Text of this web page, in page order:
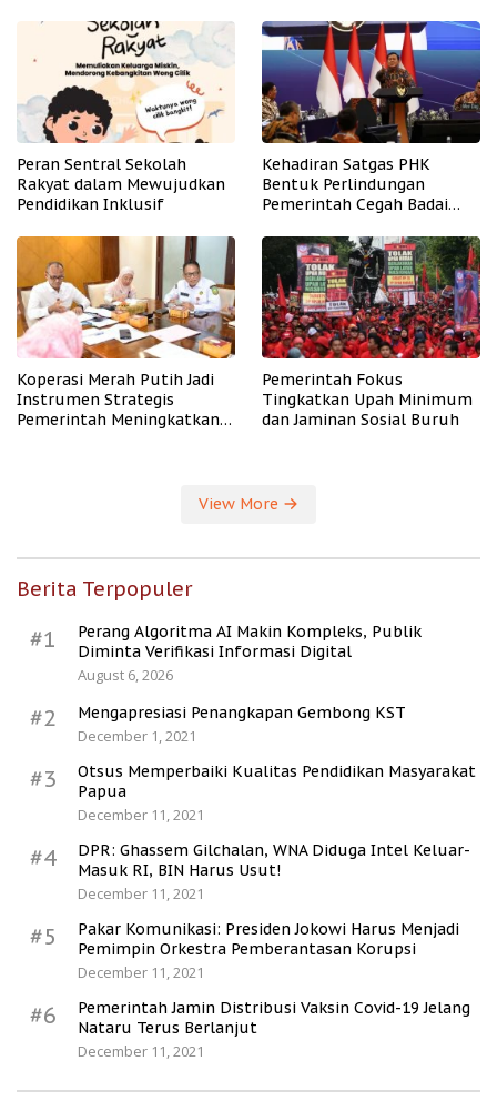
Peran Sentral Sekolah
Rakyat dalam Mewujudkan
Pendidikan Inklusif
Kehadiran Satgas PHK
Bentuk Perlindungan
Pemerintah Cegah Badai
Koperasi Merah Putih Jadi
Instrumen Strategis
Pemerintah Meningkatkan
Pemerintah Fokus
Tingkatkan Upah Minimum
dan Jaminan Sosial Buruh
View More
Berita Terpopuler
#1
Perang Algoritma AI Makin Kompleks, Publik
Diminta Verifikasi Informasi Digital
August 6, 2026
#2
Mengapresiasi Penangkapan Gembong KST
December 1, 2021
#3
Otsus Memperbaiki Kualitas Pendidikan Masyarakat
Papua
December 11, 2021
#4
DPR: Ghassem Gilchalan, WNA Diduga Intel Keluar-
Masuk RI, BIN Harus Usut!
December 11, 2021
#5
Pakar Komunikasi: Presiden Jokowi Harus Menjadi
Pemimpin Orkestra Pemberantasan Korupsi
December 11, 2021
#6
Pemerintah Jamin Distribusi Vaksin Covid-19 Jelang
Nataru Terus Berlanjut
December 11, 2021